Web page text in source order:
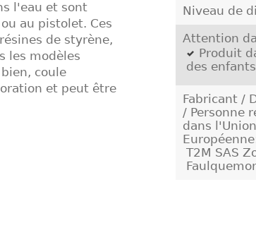
l'eau et sont
au pistolet. Ces
de styrène,
les modèles
coule
et peut être
Niveau de
Attention
Produit
des enfants
Fabricant /
/ Personne
dans l'Union
T2M SAS